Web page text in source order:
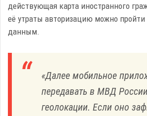
действующая карта иностранного
её утраты авторизацию можно
данным.
«Далее мобильное
передавать в МВД
геолокации. Если оно